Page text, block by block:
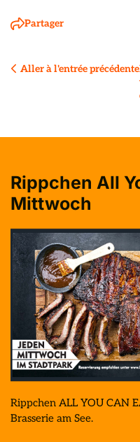
Partager
Aller à l'entrée précédente
Rippchen All
Mittwoch
Rippchen ALL YOU CAN
Brasserie am See.